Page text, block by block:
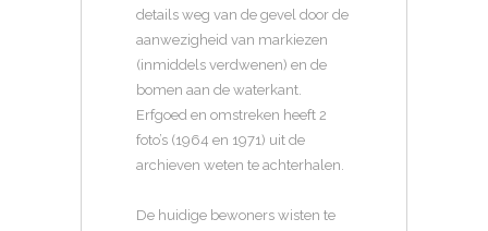
details weg van de gevel door de
aanwezigheid van markiezen
(inmiddels verdwenen) en de
bomen aan de waterkant.
Erfgoed en omstreken heeft 2
foto’s (1964 en 1971) uit de
archieven weten te achterhalen.
De huidige bewoners wisten te